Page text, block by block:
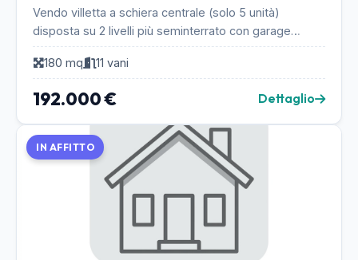
Vendo villetta a schiera centrale (solo 5 unità)
disposta su 2 livelli più seminterrato con garage
doppio, locale caldaia, lavanderia con predisposiz...
180 mq
11 vani
192.000 € Dettaglio
IN AFFITTO